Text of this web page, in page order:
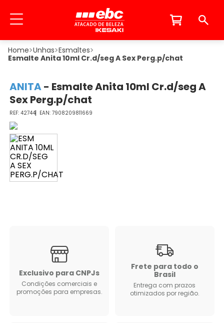
Unhas Esmaltes
Esmalte Anita 10ml Cr.d/seg A Sex Perg.p/chat
ANITA- Esmalte Anita 10ml Cr.d/seg A
Sex Perg.p/chat
42744 7908209811669
Exclusivo para CNPJs
Condições comerciais e
promoções para empresas.
Frete para todo o
Brasil
Entrega com prazos
otimizados por região.